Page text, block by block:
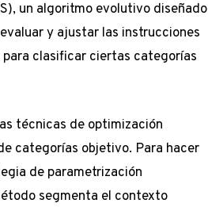
un algoritmo evolutivo diseñado
y ajustar las instrucciones
para clasificar ciertas categorías
técnicas de optimización
categorías objetivo. Para hacer
de parametrización
segmenta el contexto